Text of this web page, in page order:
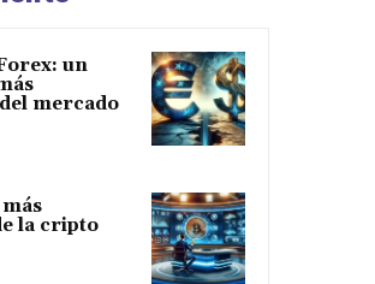
un
mercado
la cripto